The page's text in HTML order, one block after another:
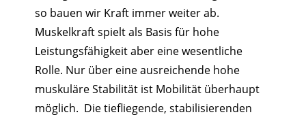
so bauen wir Kraft immer weiter ab.
Muskelkraft spielt als Basis für hohe
Leistungsfähigkeit aber eine wesentliche
Rolle. Nur über eine ausreichende hohe
muskuläre Stabilität ist Mobilität überhaupt
möglich. Die tiefliegende, stabilisierenden